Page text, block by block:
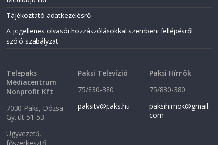
Tájékoztató adatkezelésről
A jogellenes olvasói hozzászólásokkal szembeni fellépésről
szóló szabályzat
Telepaks
Médiacentrum
Nonprofit Kft.
7030 Paks, Dózsa
Gy. út 51-53.
Ügyvezető,
főszerkesztő:
Paksi Televízió
75/830-380
paksitv@paks.hu
Paksi Hírnök
75/830-380
paksihirnok@gmail.
com